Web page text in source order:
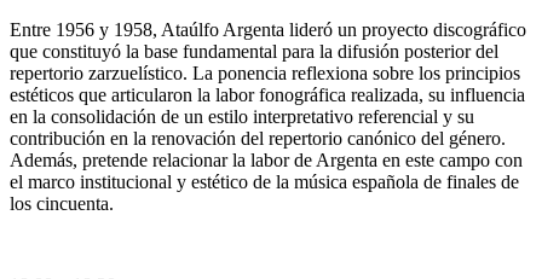
Entre 1956 y 1958, Ataúlfo Argenta lideró un proyecto discográfico
que constituyó la base fundamental para la difusión posterior del
repertorio zarzuelístico. La ponencia reflexiona sobre los principios
estéticos que articularon la labor fonográfica realizada, su influencia
en la consolidación de un estilo interpretativo referencial y su
contribución en la renovación del repertorio canónico del género.
Además, pretende relacionar la labor de Argenta en este campo con
el marco institucional y estético de la música española de finales de
los cincuenta.